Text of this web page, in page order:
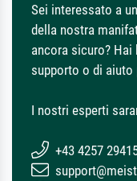
Sei interessato a
della nostra
ancora sicuro?
supporto o di aiuto
I nostri esperti
+43 4257